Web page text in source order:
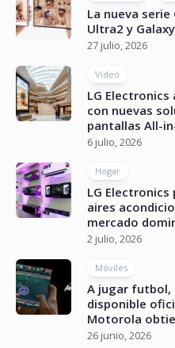
La nueva serie
Ultra2 y
27 julio, 2026
Vídeo
LG
con nuevas
pantallas All-
6 julio, 2026
Hogar
LG
aires
mercado
2 julio, 2026
Móviles
A jugar futbol,
disponible
Motorola
26 junio, 2026